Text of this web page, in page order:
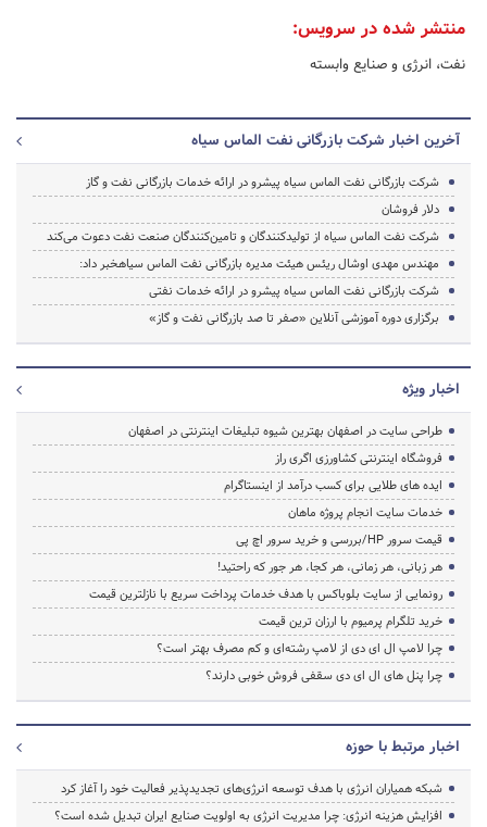
منتشر شده در سرویس:
نفت، انرژی و صنایع وابسته
آخرین اخبار شرکت بازرگانی نفت الماس سیاه
شرکت بازرگانی نفت الماس سیاه پیشرو در ارائه خدمات بازرگانی نفت و گاز
دلار فروشان
شرکت نفت الماس سیاه از تولیدکنندگان و تامین‌کنندگان صنعت نفت دعوت می‌کند
مهندس مهدی اوشال ریئس هیئت مدیره بازرگانی نفت الماس سیاهخبر داد:
شرکت بازرگانی نفت الماس سیاه پیشرو در ارائه خدمات نفتی
برگزاری دوره آموزشی آنلاین «صفر تا صد بازرگانی نفت و گاز»
اخبار ویژه
طراحی سایت در اصفهان بهترین شیوه تبلیغات اینترنتی در اصفهان
فروشگاه اینترنتی کشاورزی اگری راز
ایده های طلایی برای کسب درآمد از اینستاگرام
خدمات سایت انجام پروژه ماهان
قیمت سرور HP/بررسی و خرید سرور اچ پی
هر زبانی، هر زمانی، هر کجا، هر جور که راحتید!
رونمایی از سایت بلوباکس با هدف خدمات پرداخت سریع با نازلترین قیمت
خرید تلگرام پرمیوم با ارزان ترین قیمت
چرا لامپ ال ای دی از لامپ رشته‌ای و کم مصرف بهتر است؟
چرا پنل های ال ای دی سقفی فروش خوبی دارند؟
اخبار مرتبط با حوزه
شبکه همیاران انرژی با هدف توسعه انرژی‌های تجدیدپذیر فعالیت خود را آغاز کرد
افزایش هزینه انرژی: چرا مدیریت انرژی به اولویت صنایع ایران تبدیل شده است؟